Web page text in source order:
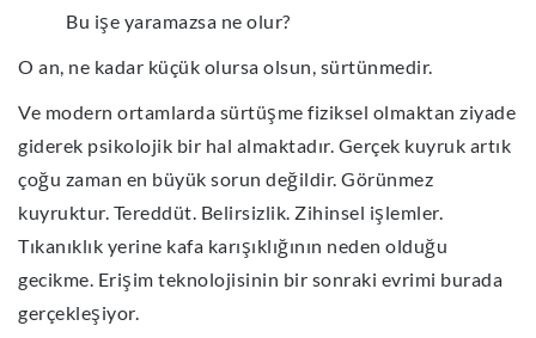
Bu işe yaramazsa ne olur?
O an, ne kadar küçük olursa olsun, sürtünmedir.
Ve modern ortamlarda sürtüşme fiziksel olmaktan ziyade
giderek psikolojik bir hal almaktadır. Gerçek kuyruk artık
çoğu zaman en büyük sorun değildir. Görünmez
kuyruktur. Tereddüt. Belirsizlik. Zihinsel işlemler.
Tıkanıklık yerine kafa karışıklığının neden olduğu
gecikme. Erişim teknolojisinin bir sonraki evrimi burada
gerçekleşiyor.